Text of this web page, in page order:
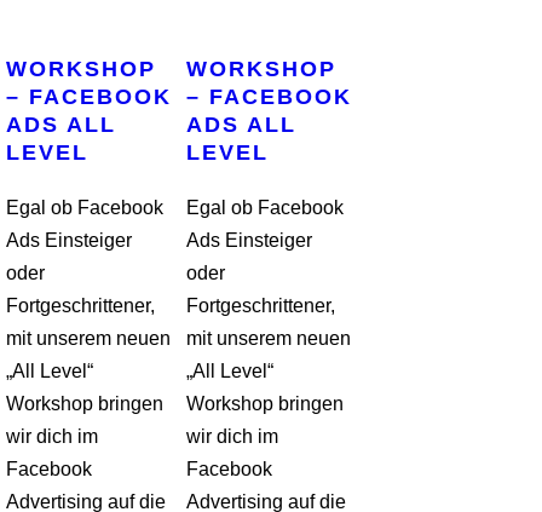
WORKSHOP
– FACEBOOK
ADS ALL
LEVEL
Egal ob Facebook
Ads Einsteiger
oder
Fortgeschrittener,
mit unserem neuen
„All Level“
Workshop bringen
wir dich im
Facebook
Advertising auf die
WORKSHOP
– FACEBOOK
ADS ALL
LEVEL
Egal ob Facebook
Ads Einsteiger
oder
Fortgeschrittener,
mit unserem neuen
„All Level“
Workshop bringen
wir dich im
Facebook
Advertising auf die